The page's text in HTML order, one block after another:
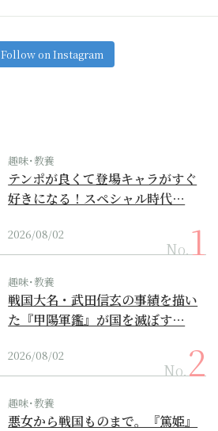
Follow on Instagram
趣味･教養
テンポが良くて登場キャラがすぐ
好きになる！スペシャル時代…
2026/08/02
No.
趣味･教養
戦国大名・武田信玄の事績を描い
た『甲陽軍鑑』が国を滅ぼす…
2026/08/02
No.
趣味･教養
悪女から戦国ものまで。『篤姫』